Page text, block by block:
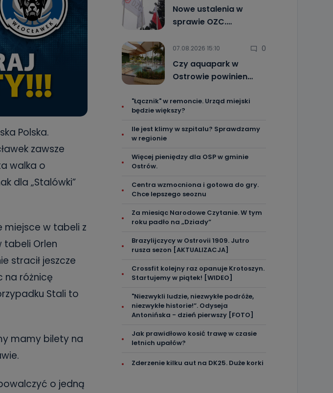
Polska.
zawsze
walka o
dla „Stalówki”
miejsce w tabeli z
tabeli Orlen
stracił jeszcze
na różnicę
Stali to
mamy bilety na
o jedną
Nowe ustalenia w
sprawie OZC.…
07.08.2026 15:10 0
Czy aquapark w
Ostrowie powinien…
"Łącznik" w remoncie. Urząd miejski
będzie większy?
Ile jest klimy w szpitalu? Sprawdzamy
w regionie
Więcej pieniędzy dla OSP w gminie
Ostrów.
Centra wzmocniona i gotowa do gry.
Chce lepszego seoznu
Za miesiąc Narodowe Czytanie. W tym
roku padło na „Dziady”
Brazylijczycy w Ostrovii 1909. Jutro
rusza sezon [AKTUALIZACJA]
Crossfit kolejny raz opanuje Krotoszyn.
Startujemy w piątek! [WIDEO]
"Niezwykli ludzie, niezwykłe podróże,
niezwykłe historie!”. Odyseja
Antonińska - dzień pierwszy [FOTO]
Jak prawidłowo kosić trawę w czasie
letnich upałów?
Zderzenie kilku aut na DK25. Duże korki